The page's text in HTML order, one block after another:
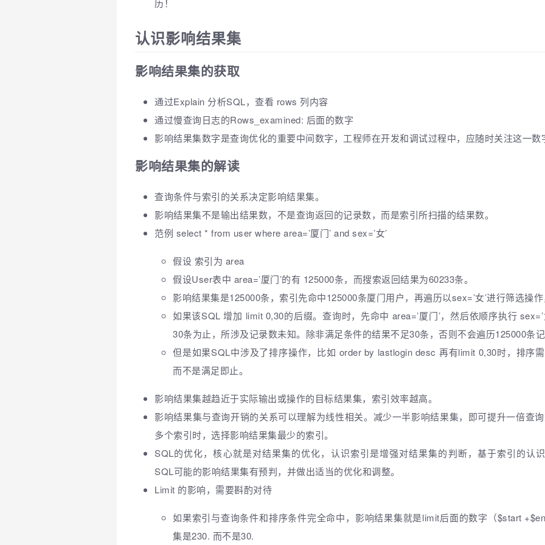
历！
认识影响结果集
影响结果集的获取
通过Explain 分析SQL，查看 rows 列内容
通过慢查询日志的Rows_examined: 后面的数字
影响结果集数字是查询优化的重要中间数字，工程师在开发和调试过程中，应随时关注这一数
影响结果集的解读
查询条件与索引的关系决定影响结果集。
影响结果集不是输出结果数，不是查询返回的记录数，而是索引所扫描的结果数。
范例 select * from user where area=’厦门’ and sex=’女’
假设 索引为 area
假设User表中 area=’厦门’的有 125000条，而搜索返回结果为60233条。
影响结果集是125000条，索引先命中125000条厦门用户，再遍历以sex=’女’进行筛选操
如果该SQL 增加 limit 0,30的后缀。查询时，先命中 area=’厦门’，然后依顺序执行
30条为止，所涉及记录数未知。除非满足条件的结果不足30条，否则不会遍历125000条
但是如果SQL中涉及了排序操作，比如 order by lastlogin desc 再有limit 0,30时，排序
而不是满足即止。
影响结果集越趋近于实际输出或操作的目标结果集，索引效率越高。
影响结果集与查询开销的关系可以理解为线性相关。减少一半影响结果集，即可提升一倍查
多个索引时，选择影响结果集最少的索引。
SQL的优化，核心就是对结果集的优化，认识索引是增强对结果集的判断，基于索引的认
SQL可能的影响结果集有预判，并做出适当的优化和调整。
Limit 的影响，需要斟酌对待
如果索引与查询条件和排序条件完全命中，影响结果集就是limit后面的数字（$start
集是230. 而不是30.